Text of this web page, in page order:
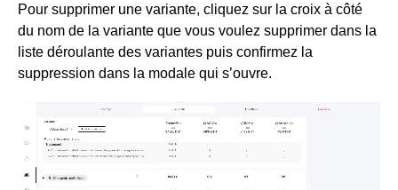
Pour supprimer une variante, cliquez sur la croix à côté
du nom de la variante que vous voulez supprimer dans la
liste déroulante des variantes puis confirmez la
suppression dans la modale qui s’ouvre.